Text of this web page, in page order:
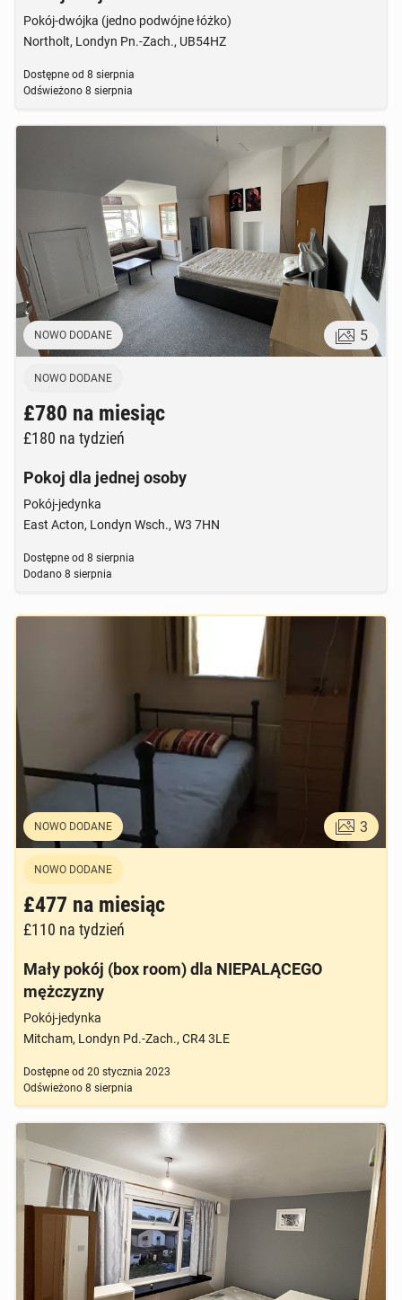
Pokój-dwójka (jedno podwójne łóżko)
Northolt, Londyn Pn.-Zach., UB54HZ
Dostępne od 8 sierpnia
Odświeżono 8 sierpnia
NOWO DODANE 5
NOWO DODANE
£780 na miesiąc
£180 na tydzień
Pokoj dla jednej osoby
Pokój-jedynka
East Acton, Londyn Wsch., W3 7HN
Dostępne od 8 sierpnia
Dodano 8 sierpnia
NOWO DODANE 3
NOWO DODANE
£477 na miesiąc
£110 na tydzień
Mały pokój (box room) dla NIEPALĄCEGO
mężczyzny
Pokój-jedynka
Mitcham, Londyn Pd.-Zach., CR4 3LE
Dostępne od 20 stycznia 2023
Odświeżono 8 sierpnia